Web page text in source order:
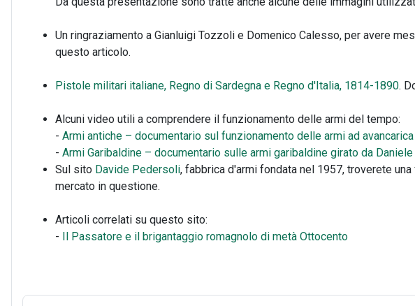
Un ringraziamento a Gianluigi Tozzoli e Domenico Calesso, per avere
questo articolo.
Pistole militari italiane, Regno di Sardegna e Regno d'Italia, 1814-1890.
Alcuni video utili a comprendere il funzionamento delle armi del tempo:
- Armi antiche – documentario sul funzionamento delle armi ad
- Armi Garibaldine – documentario sulle armi garibaldine girato da
Sul sito Davide Pedersoli, fabbrica d'armi fondata nel 1957, troverete
mercato in questione.
Articoli correlati su questo sito:
- Il Passatore e il brigantaggio romagnolo di metà Ottocento